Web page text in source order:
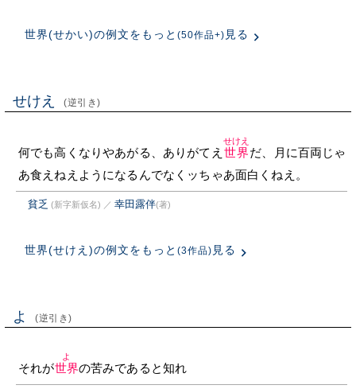
世界(せかい)の例文をもっと (50作品+) 見る
せけえ (逆引き)
何でも高くなりやあがる、ありがてえ 世界
せけえ
だ、月に百両じゃ
あ食えねえようになるんでなくッちゃあ面白くねえ。
貧乏 (新字新仮名) ／ 幸田露伴(著)
世界(せけえ)の例文をもっと (3作品) 見る
よ (逆引き)
それが世界
よ
の苦みであると知れ